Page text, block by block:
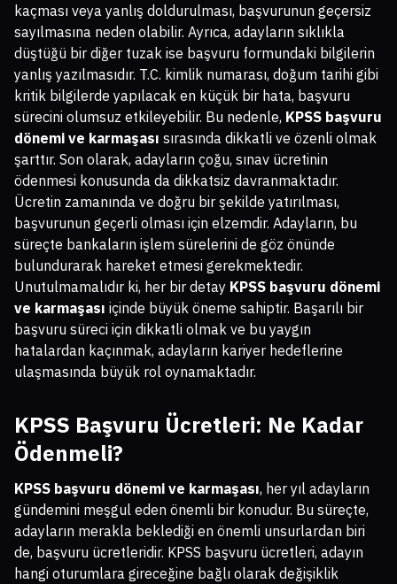
kaçması veya yanlış doldurulması, başvurunun geçersiz
sayılmasına neden olabilir. Ayrıca, adayların sıklıkla
düştüğü bir diğer tuzak ise başvuru formundaki bilgilerin
yanlış yazılmasıdır. T.C. kimlik numarası, doğum tarihi gibi
kritik bilgilerde yapılacak en küçük bir hata, başvuru
sürecini olumsuz etkileyebilir. Bu nedenle, KPSS başvuru
dönemi ve karmaşası sırasında dikkatli ve özenli olmak
şarttır. Son olarak, adayların çoğu, sınav ücretinin
ödenmesi konusunda da dikkatsiz davranmaktadır.
Ücretin zamanında ve doğru bir şekilde yatırılması,
başvurunun geçerli olması için elzemdir. Adayların, bu
süreçte bankaların işlem sürelerini de göz önünde
bulundurarak hareket etmesi gerekmektedir.
Unutulmamalıdır ki, her bir detay KPSS başvuru dönemi
ve karmaşası içinde büyük öneme sahiptir. Başarılı bir
başvuru süreci için dikkatli olmak ve bu yaygın
hatalardan kaçınmak, adayların kariyer hedeflerine
ulaşmasında büyük rol oynamaktadır.
KPSS Başvuru Ücretleri: Ne Kadar
Ödenmeli?
KPSS başvuru dönemi ve karmaşası, her yıl adayların
gündemini meşgul eden önemli bir konudur. Bu süreçte,
adayların merakla beklediği en önemli unsurlardan biri
de, başvuru ücretleridir. KPSS başvuru ücretleri, adayın
hangi oturumlara gireceğine bağlı olarak değişiklik